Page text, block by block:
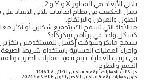
ثلاثي الأبعاد هي المحاور X و Y و 2.
يمثل المكعب في نظام احداثيات ثلاثي الابعاد
الطول والعرض والارتفاع.
ما الأداة التي تسمح لك بتجميع شكلين أو أكثر
كشكل واحد في برنامج تینکرکاد؟
يسمح مايكروسوفت إكسل للمستخدمين بتخزين
وإجراء العمليات الحسابية باستخدام شريط الصيغة.
في ترتيب العمليات يتم تنفيذ عمليات الضرب
الجمع والطرح.
حل كتاب المهارات الرقميه سادس ابتدائي ف1 1446
حلول مهارات رقمية سادس الفصل الاول PDF كاملا 2024